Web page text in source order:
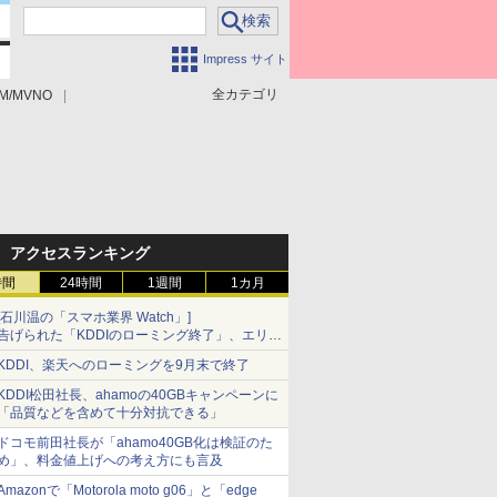
Impress サイト
全カテゴリ
MVNO
アクセスランキング
24時間 1週間 1カ月
川温の「スマホ業界 Watch」]
げられた「KDDIのローミング終了」、エリア
ップの落とし穴と楽天モバイルの課題
、楽天へのローミングを9月末で終了
松田社長、ahamoの40GBキャンペーンに
品質などを含めて十分対抗できる」
コモ前田社長が「ahamo40GB化は検証のた
」、料金値上げへの考え方にも言及
で「Motorola moto g06」と「edge